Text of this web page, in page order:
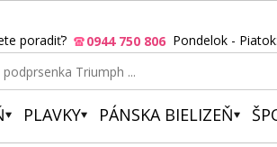
poradiť? 0944 750 806 Pondelok -
PLAVKY PÁNSKA BIELIZEŇ